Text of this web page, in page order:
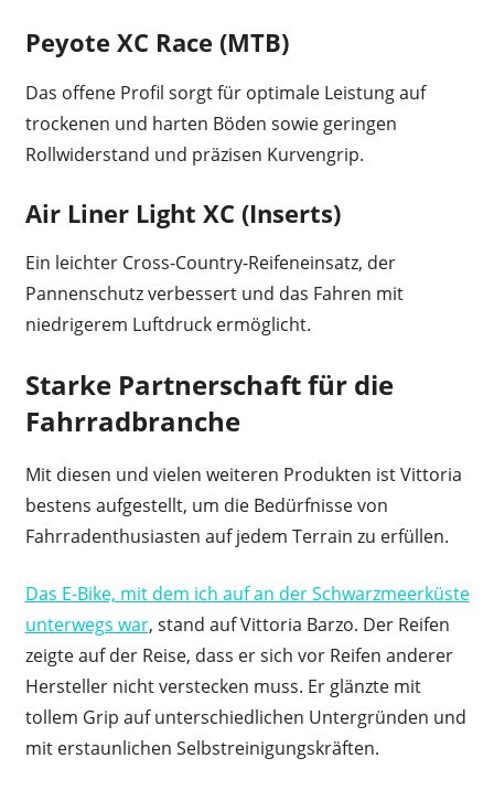
Peyote XC Race (MTB)
Das offene Profil sorgt für optimale Leistung auf
trockenen und harten Böden sowie geringen
Rollwiderstand und präzisen Kurvengrip.
Air Liner Light XC (Inserts)
Ein leichter Cross-Country-Reifeneinsatz, der
Pannenschutz verbessert und das Fahren mit
niedrigerem Luftdruck ermöglicht.
Starke Partnerschaft für die
Fahrradbranche
Mit diesen und vielen weiteren Produkten ist Vittoria
bestens aufgestellt, um die Bedürfnisse von
Fahrradenthusiasten auf jedem Terrain zu erfüllen.
Das E-Bike, mit dem ich auf an der Schwarzmeerküste
unterwegs war, stand auf Vittoria Barzo. Der Reifen
zeigte auf der Reise, dass er sich vor Reifen anderer
Hersteller nicht verstecken muss. Er glänzte mit
tollem Grip auf unterschiedlichen Untergründen und
mit erstaunlichen Selbstreinigungskräften.